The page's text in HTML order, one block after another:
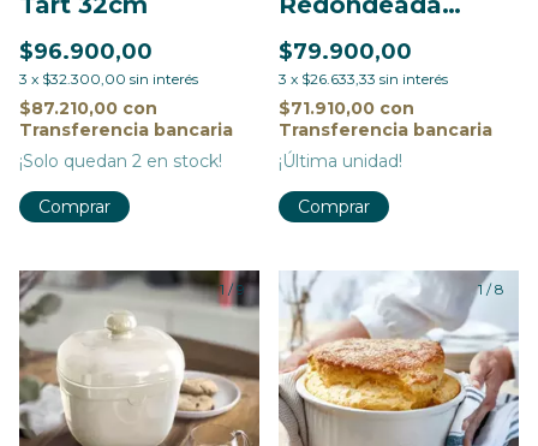
$96.900,00
3 x $32.300,00 sin interés
$87.210,00 con
Transferencia bancaria
¡Solo quedan 2 en stock!
Comprar
Madeleine
$79.900,00
3 x $26.633,33 sin interés
$71.910,00 con
Transferencia bancaria
¡Última unidad!
Comprar
1 / 9 1/8